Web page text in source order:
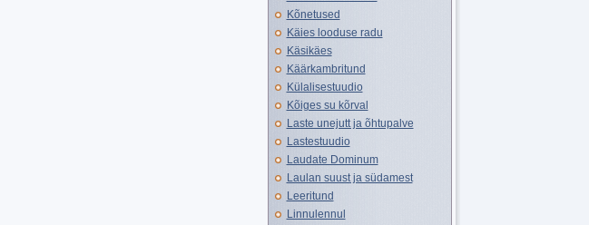
Kõnetused
Käies looduse radu
Käsikäes
Käärkambritund
Külalisestuudio
Kõiges su kõrval
Laste unejutt ja õhtupalve
Lastestuudio
Laudate Dominum
Laulan suust ja südamest
Leeritund
Linnulennul